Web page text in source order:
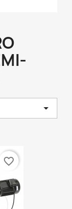

favorite_border